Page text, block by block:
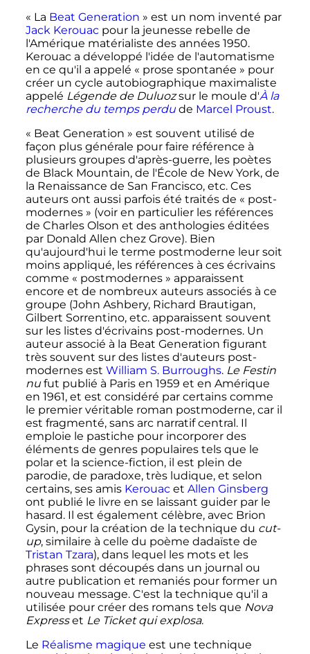
« La Beat Generation » est un nom inventé par
Jack Kerouacpour la jeunesse rebelle de
l'Amérique matérialiste des années 1950.
Kerouac a développé l'idée de l'automatisme
en ce qu'il a appelé « prose spontanée » pour
créer un cycle autobiographique maximaliste
appelé Légende de Duluozsur le moule d'À la
recherche du temps perdude Marcel Proust.
« Beat Generation » est souvent utilisé de
façon plus générale pour faire référence à
plusieurs groupes d'après-guerre, les poètes
de Black Mountain, de l'École de New York, de
la Renaissance de San Francisco, etc. Ces
auteurs ont aussi parfois été traités de « post-
modernes » (voir en particulier les références
de Charles Olson et des anthologies éditées
par Donald Allen chez Grove). Bien
qu'aujourd'hui le terme postmoderne leur soit
moins appliqué, les références à ces écrivains
comme « postmodernes » apparaissent
encore et de nombreux auteurs associés à ce
groupe (John Ashbery, Richard Brautigan,
Gilbert Sorrentino, etc. apparaissent souvent
sur les listes d'écrivains post-modernes. Un
auteur associé à la Beat Generation figurant
très souvent sur des listes d'auteurs post-
modernes est William S. Burroughs. Le Festin
nufut publié à Paris en 1959 et en Amérique
en 1961, et est considéré par certains comme
le premier véritable roman postmoderne, car il
est fragmenté, sans arc narratif central. Il
emploie le pastiche pour incorporer des
éléments de genres populaires tels que le
polar et la science-fiction, il est plein de
parodie, de paradoxe, très ludique, et selon
certains, ses amis Kerouacet Allen Ginsberg
ont publié le livre en se laissant guider par le
hasard. Il est également célèbre, avec Brion
Gysin, pour la création de la technique du cut-
up, similaire à celle du poème dadaïste de
Tristan Tzara), dans lequel les mots et les
phrases sont découpés dans un journal ou
autre publication et remaniés pour former un
nouveau message. C'est la technique qu'il a
utilisée pour créer des romans tels que Nova
Expresset Le Ticket qui explosa.
Le Réalisme magique est une technique